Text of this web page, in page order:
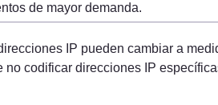
de mayor demanda.
IP pueden cambiar a
no codificar direcciones IP